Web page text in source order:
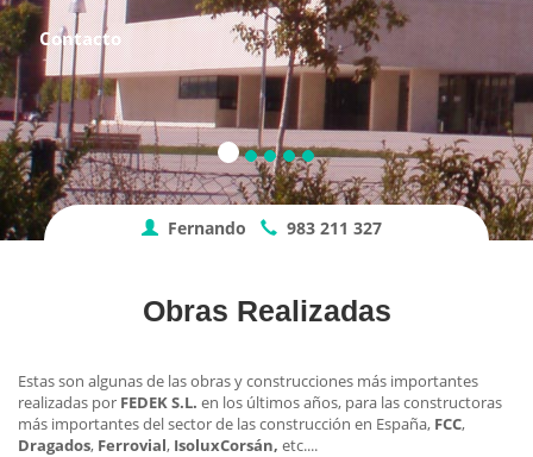
Contacto
Fernando 983 211 327
Obras Realizadas
Estas son algunas de las obras y construcciones más importantes
realizadas por FEDEK S.L. en los últimos años, para las constructoras
más importantes del sector de las construcción en España, FCC,
Dragados, Ferrovial, IsoluxCorsán, etc....